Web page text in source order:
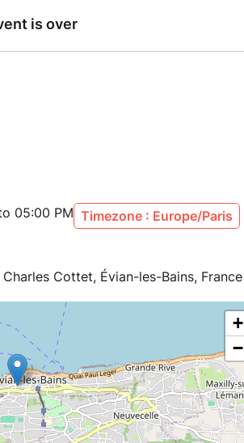
05:00 PM Timezone : Europe/Paris
Cottet, Évian-les-Bains, France
+
−